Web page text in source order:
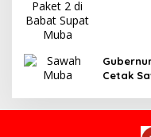
Cetak